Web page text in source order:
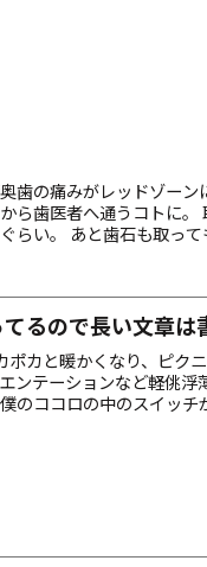
歯の痛みがレッドゾーン
ら歯医者へ通うコトに。
らい。 あと歯石も取っ
るので長い文章は
ポカと暖かくなり、ピク
ンテーションなど軽佻浮
のココロの中のスイッチ